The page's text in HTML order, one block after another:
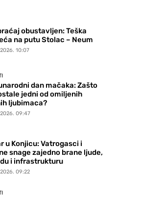
obustavljen: Teška
na putu Stolac – Neum
10:07
dan mačaka: Zašto
jedni od omiljenih
ljubimaca?
09:47
u Konjicu: Vatrogasci i
snage zajedno brane ljude,
i infrastrukturu
09:22